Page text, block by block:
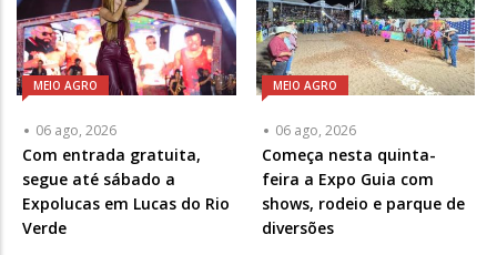
MEIO AGRO
06 ago, 2026
Com entrada gratuita,
segue até sábado a
Expolucas em Lucas do Rio
Verde
MEIO AGRO
06 ago, 2026
Começa nesta quinta-
feira a Expo Guia com
shows, rodeio e parque de
diversões